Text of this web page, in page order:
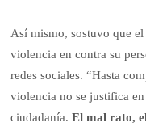
Así mismo, sostuvo que
violencia en contra su
redes sociales. “Hasta
violencia no se justifica
ciudadanía.El mal rato,